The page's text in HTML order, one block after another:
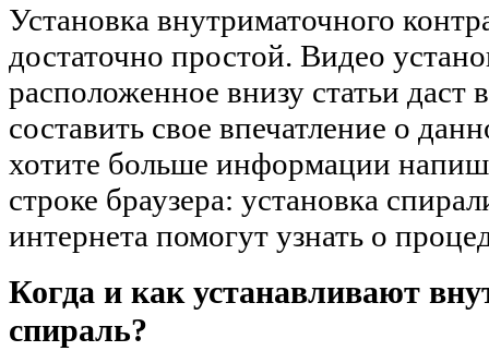
Установка внутриматочного
достаточно простой. Видео
расположенное внизу статьи даст
составить свое впечатление о
хотите больше информации
строке браузера: установка
интернета помогут узнать о
Когда и как устанавливают
спираль?